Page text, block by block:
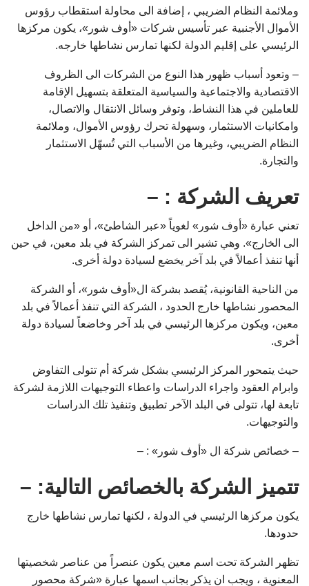
وملائمة النظام الضريبي ، إضافة الى محاولة استقطاب رؤوس
الأموال الأجنبية عبر تأسيس شركات «أوف شور»، يكون مركزها
الرئيسي على إقليم الدولة لكنها تمارس نشاطها خارجه.
– وتعود أسباب ظهور هذا النوع من الشركات الى الظروف
الاقتصادية والاجتماعية والسياسية المتعلقة بتسهيل الإقامة
للعاملين في هذا النشاط، وتوفر وسائل الانتقال والاتصال،
وامكانيات الاستثمار، وسهولة تحرك رؤوس الأموال، وملائمة
النظام الضريبي، وغيرها من الأسباب التي تُسهّل الاستثمار
والتجارة.
تعريف الشركة : –
تعني عبارة «أوف شور» لغوياً «عبر الشاطئ»، أو «من الداخل
الى الخارج». وهي تشير الى تمركز الشركة في بلد معين، في حين
أنها تنفذ أعمالاً في بلد آخر يخضع لسيادة دولة أخرى.
من الناحية القانونية، يُقصد بشركة ال«أوف شور»، أو الشركة
المحصور نشاطها خارج الحدود ، الشركة التي تنفذ أعمالاً في بلد
معين، ويكون مركزها الرئيسي في بلد آخر وخاضعاً لسيادة دولة
أخرى.
حيث يتمحور المركز الرئيسي بشكل شركة أم تتولى التفاوض
وابرام العقود واجراء الدراسات واعطاء التوجيهات اللازمة لشركة
تابعة لها، تتولى في البلد الآخر تطبيق وتنفيذ تلك الدراسات
والتوجيهات.
– خصائص شركة ال «أوف شور» : –
تتميز الشركة بالخصائص التالية: –
يكون مركزها الرئيسي في الدولة ، لكنها تمارس نشاطها خارج
حدودها.
تظهر الشركة تحت اسم معين يكون عنصراً من عناصر شخصيتها
المعنوية ، ويجب ان يذكر بجانب اسمها عبارة «شركة محصور